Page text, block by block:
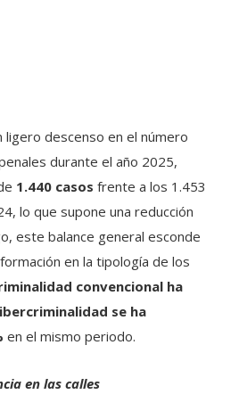
ligero descenso en el número
durante el año 2025,
1.440 casos frente a los 1.453
lo que supone una reducción
este balance general esconde
en la tipología de los
convencional ha
se ha
en el mismo periodo.
en las calles